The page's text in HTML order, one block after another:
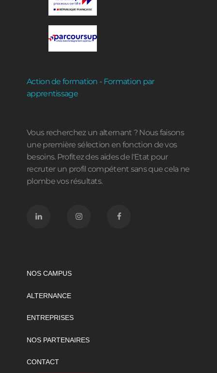
Action de formation - Formation par
apprentissage
Vous recherchez un alternant ? Nous faisons
une première sélection en fonction de vos
besoins. Profitez des aides de l'Etat pour
recruter un profil compétent sans que cela ne
plombe vos résultats.
NOS CAMPUS
ALTERNANCE
ENTREPRISES
NOS PARTENAIRES
CONTACT